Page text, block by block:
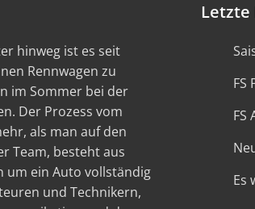
hinweg ist es seit
Rennwagen zu
im Sommer bei der
Der Prozess vom
als man auf den
Team, besteht aus
um ein Auto vollständig
und Technikern,
Letzte
FS
FS
Es